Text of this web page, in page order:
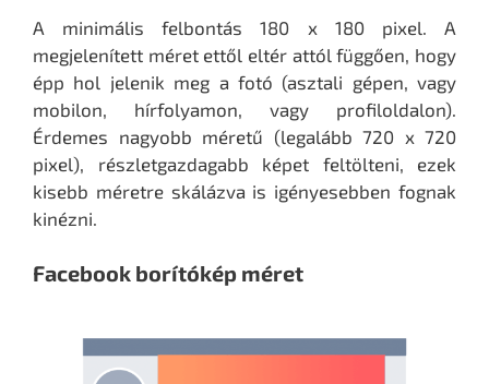
A minimális felbontás 180 x 180 pixel. A
megjelenített méret ettől eltér attól függően, hogy
épp hol jelenik meg a fotó (asztali gépen, vagy
mobilon, hírfolyamon, vagy profiloldalon).
Érdemes nagyobb méretű (legalább 720 x 720
pixel), részletgazdagabb képet feltölteni, ezek
kisebb méretre skálázva is igényesebben fognak
kinézni.
Facebook borítókép méret